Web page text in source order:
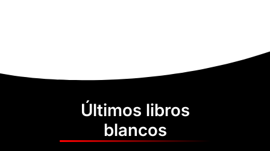
Últimos libros
blancos